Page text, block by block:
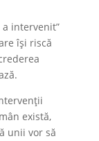
a intervenit”
își riscă
există,
unii vor să